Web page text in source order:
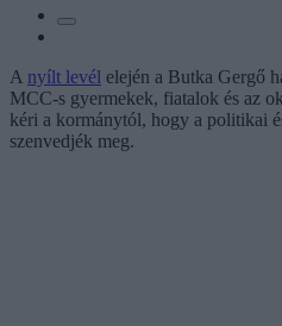
A nyílt levél elején a Butka Gergő
MCC-s gyermekek, fiatalok és az
kéri a kormánytól, hogy a politikai
szenvedjék meg.